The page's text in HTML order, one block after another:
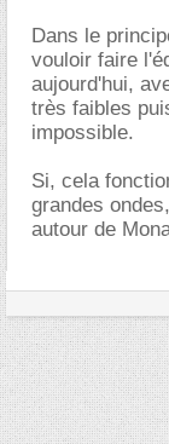
Dans le
vouloir faire
aujourd'hui,
très faibles
impossible.
Si, cela
grandes
autour de